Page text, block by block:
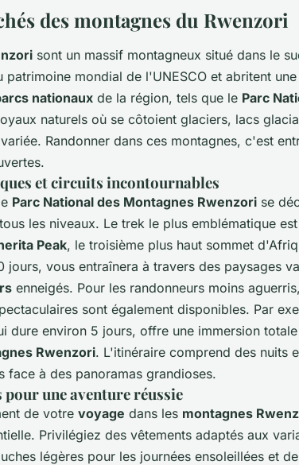
des montagnes du Rwenzori
sont un massif montagneux situé dans le
patrimoine mondial de l'UNESCO et abritent
nationaux de la région, tels que le Parc
naturels où se côtoient glaciers, lacs
Randonner dans ces montagnes, c'est
et circuits incontournables
Parc National des Montagnes Rwenzori se
les niveaux. Le trek le plus emblématique
Peak, le troisième plus haut sommet
jours, vous entraînera à travers des paysages
enneigés. Pour les randonneurs moins
sont également disponibles. Par
dure environ 5 jours, offre une immersion
Rwenzori. L'itinéraire comprend des nuits
face à des panoramas grandioses.
une aventure réussie
de votre voyage dans les montagnes
Privilégiez des vêtements adaptés aux
légères pour les journées ensoleillées et